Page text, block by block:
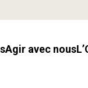
Agir avec nous